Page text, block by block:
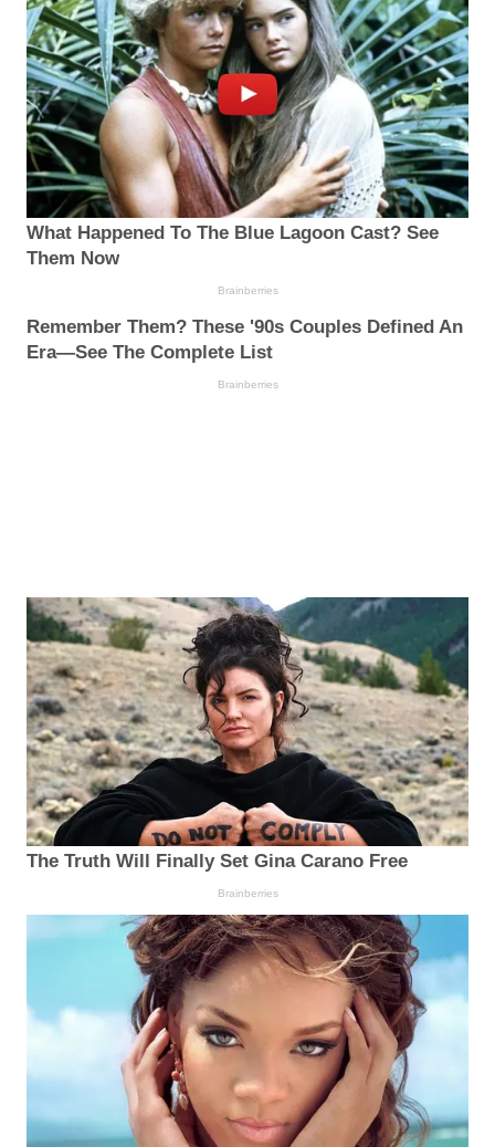
What Happened To The Blue Lagoon Cast? See
Them Now
Brainberries
Remember Them? These '90s Couples Defined An
Era—See The Complete List
Brainberries
The Truth Will Finally Set Gina Carano Free
Brainberries